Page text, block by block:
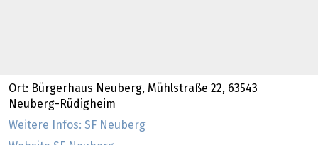
Ort: Bürgerhaus Neuberg, Mühlstraße 22, 63543
Neuberg-Rüdigheim
Weitere Infos: SF Neuberg